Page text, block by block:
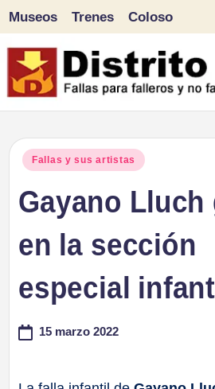
Saltar
al
Museos Trenes Coloso
Publicado
Fallas y sus artistas
Gayano Lluch
en la sección
especial
15 marzo 2022